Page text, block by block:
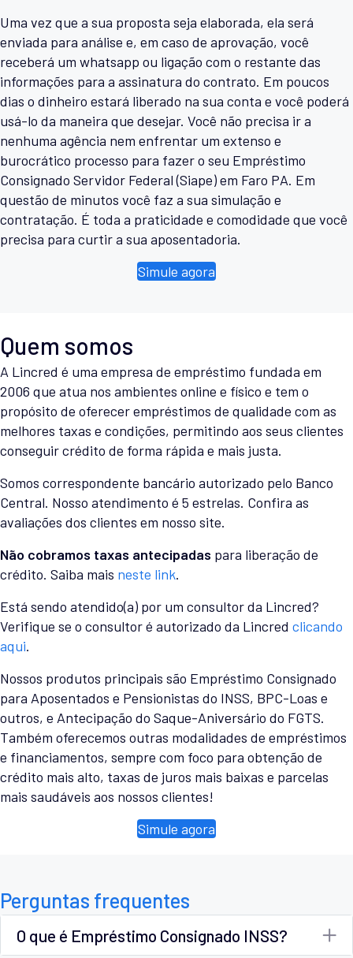
Uma vez que a sua proposta seja elaborada, ela será
enviada para análise e, em caso de aprovação, você
receberá um whatsapp ou ligação com o restante das
informações para a assinatura do contrato. Em poucos
dias o dinheiro estará liberado na sua conta e você poderá
usá-lo da maneira que desejar. Você não precisa ir a
nenhuma agência nem enfrentar um extenso e
burocrático processo para fazer o seu Empréstimo
Consignado Servidor Federal (Siape) em Faro PA. Em
questão de minutos você faz a sua simulação e
contratação. É toda a praticidade e comodidade que você
precisa para curtir a sua aposentadoria.
Simule agora
Quem somos
A Lincred é uma empresa de empréstimo fundada em
2006 que atua nos ambientes online e físico e tem o
propósito de oferecer empréstimos de qualidade com as
melhores taxas e condições, permitindo aos seus clientes
conseguir crédito de forma rápida e mais justa.
Somos correspondente bancário autorizado pelo Banco
Central. Nosso atendimento é 5 estrelas. Confira as
avaliações dos clientes em nosso site.
Não cobramos taxas antecipadas para liberação de
crédito. Saiba mais neste link.
Está sendo atendido(a) por um consultor da Lincred?
Verifique se o consultor é autorizado da Lincred clicando
aqui.
Nossos produtos principais são Empréstimo Consignado
para Aposentados e Pensionistas do INSS, BPC-Loas e
outros, e Antecipação do Saque-Aniversário do FGTS.
Também oferecemos outras modalidades de empréstimos
e financiamentos, sempre com foco para obtenção de
crédito mais alto, taxas de juros mais baixas e parcelas
mais saudáveis aos nossos clientes!
Simule agora
Perguntas frequentes
O que é Empréstimo Consignado INSS?